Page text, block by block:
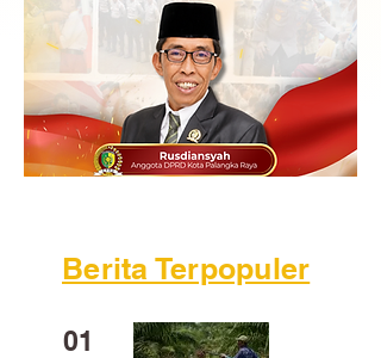
Berita Terpopuler
01